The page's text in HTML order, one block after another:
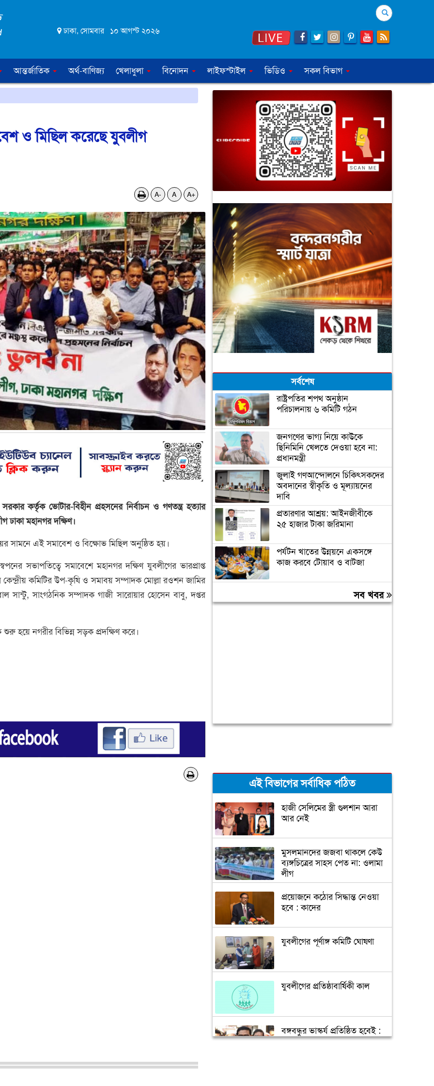
ঢাকা, সোমবার ১০ আগস্ট ২০২৬
Search
আন্তর্জাতিক অর্থ-বাণিজ্য খেলাধুলা বিনোদন লাইফস্টাইল ভিডিও সকল বিভাগ
ও মিছিল করেছে যুবলীগ
A- A A+
কর্তৃক ভোটার-বিহীন প্রহসনের নির্বাচন ও গণতন্ত্র হত্যার
ঢাকা মহানগর দক্ষিণ।
সামনে এই সমাবেশ ও বিক্ষোভ মিছিল অনুষ্ঠিত হয়।
সভাপতিত্বে সমাবেশে মহানগর দক্ষিণ যুবলীগের ভারপ্রাপ্ত
কমিটির উপ-কৃষি ও সমাবয় সম্পাদক মোল্লা রওশন জামির
সান্টু, সাংগঠনিক সম্পাদক গাজী সারোয়ার হোসেন বাবু, দপ্তর
হয়ে নগরীর বিভিন্ন সড়ক প্রদক্ষিণ করে।
সর্বশেষ
রাষ্ট্রপতির শপথ অনুষ্ঠান
পরিচালনায় ৬ কমিটি গঠন
জনগণের ভাগ্য নিয়ে কাউকে
ছিনিমিনি খেলতে দেওয়া হবে না:
প্রধানমন্ত্রী
জুলাই গণআন্দোলনে চিকিৎসকদের
অবদানের স্বীকৃতি ও মূল্যায়নের
দাবি
প্রতারণার আশ্রয়: আইনজীবীকে
২৫ হাজার টাকা জরিমানা
পর্যটন খাতের উন্নয়নে একসঙ্গে
কাজ করবে টোয়াব ও বাটজা
সালমান শাহ হত্যায় খলনায়ক
ডনকে পাঠানো হলো কারাগারেসব খবর
এই বিভাগের সর্বাধিক পঠিত
হাজী সেলিমের স্ত্রী গুলশান আরা
আর নেই
মুসলমানদের জজবা থাকলে কেউ
ব্যঙ্গচিত্রের সাহস পেত না: ওলামা
লীগ
প্রয়োজনে কঠোর সিদ্ধান্ত নেওয়া
হবে : কাদের
যুবলীগের পূর্ণাঙ্গ কমিটি ঘোষণা
যুবলীগের প্রতিষ্ঠাবার্ষিকী কাল
বঙ্গবন্ধুর ভাস্কর্য প্রতিষ্ঠিত হবেই :
হানিফ